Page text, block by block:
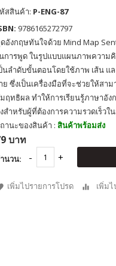
สสินค้า: P-ENG-87
9786165272797
อังกฤษทันใจด้วย Mind Map
การพูด ในรูปแบบแผนภาพควา
นลำดับขั้นตอนโดยใช้ภาพ เส้น แ
ย ซึ่งเป็นเครื่องมือที่จะช่วยให้สา
ฤทธิผล ทำให้การเรียนรู้ภาษาอัง
สำหรับผู้ที่ต้องการความรวดเร็ว
านะของสินค้า : สินค้าพร้อมส่ง
บาท
นวน:
เพิ่มไปรายการโปรด เพิ่มไ